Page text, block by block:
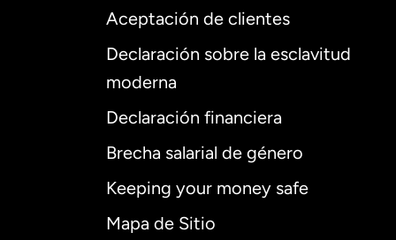
Aceptación de clientes
Declaración sobre la esclavitud
moderna
Declaración financiera
Brecha salarial de género
Keeping your money safe
Mapa de Sitio
Internacional
Alemania